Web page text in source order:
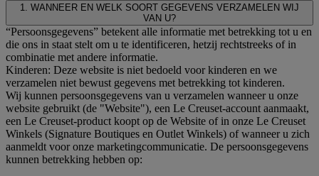
1. WANNEER EN WELK SOORT GEGEVENS VERZAMELEN WIJ
VAN U?
“Persoonsgegevens” betekent alle informatie met betrekking tot u en
die ons in staat stelt om u te identificeren, hetzij rechtstreeks of in
combinatie met andere informatie.
Kinderen: Deze website is niet bedoeld voor kinderen en we
verzamelen niet bewust gegevens met betrekking tot kinderen.
Wij kunnen persoonsgegevens van u verzamelen wanneer u onze
website gebruikt (de "Website"), een Le Creuset-account aanmaakt,
een Le Creuset-product koopt op de Website of in onze Le Creuset
Winkels (Signature Boutiques en Outlet Winkels) of wanneer u zich
aanmeldt voor onze marketingcommunicatie. De persoonsgegevens
kunnen betrekking hebben op: